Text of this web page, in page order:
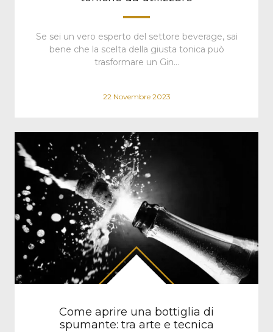
Se sei un vero esperto del settore beverage, sai
bene che la scelta della giusta tonica può
trasformare un Gin…
22 Novembre 2023
Come aprire una bottiglia di
spumante: tra arte e tecnica